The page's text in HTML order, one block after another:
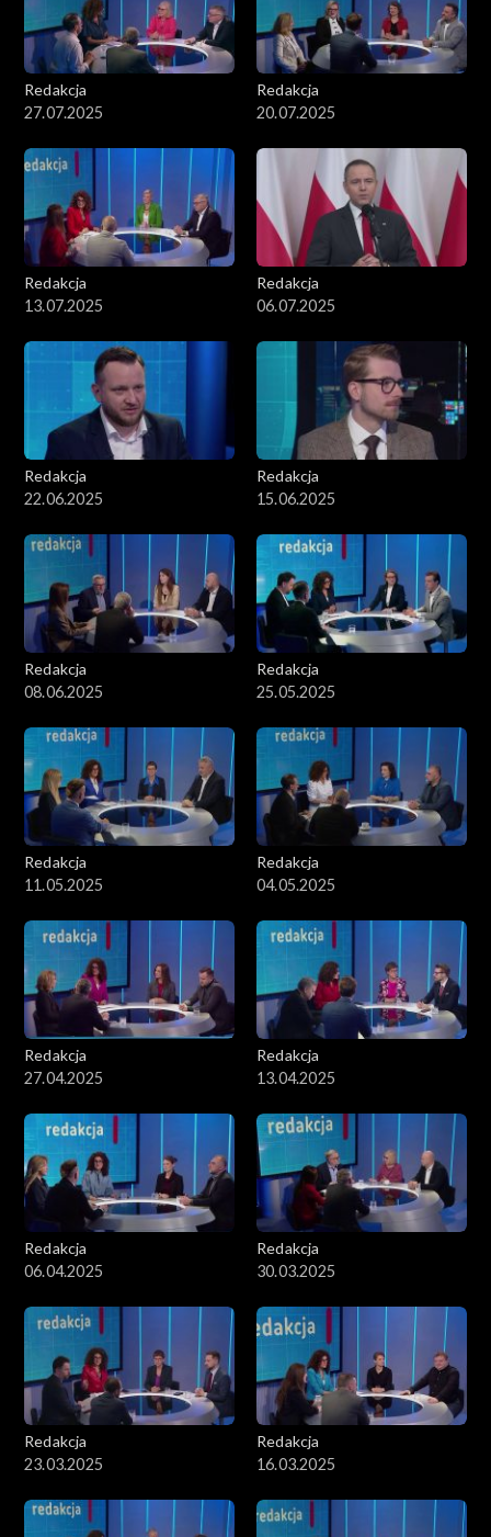
Redakcja
27.07.2025
Redakcja
20.07.2025
Redakcja
13.07.2025
Redakcja
06.07.2025
Redakcja
22.06.2025
Redakcja
15.06.2025
Redakcja
08.06.2025
Redakcja
25.05.2025
Redakcja
11.05.2025
Redakcja
04.05.2025
Redakcja
27.04.2025
Redakcja
13.04.2025
Redakcja
06.04.2025
Redakcja
30.03.2025
Redakcja
23.03.2025
Redakcja
16.03.2025